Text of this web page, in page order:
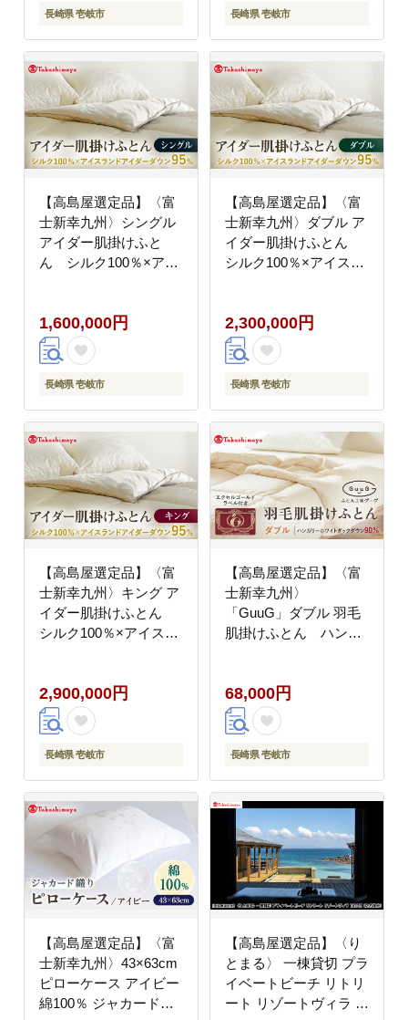
長崎県 壱岐市 長崎県 壱岐市
【高島屋選定品】〈富
士新幸九州〉シングル
アイダー肌掛けふと
ん シルク100％×アイ
ダウンケット 布団 クー
ル寝具 オールシーズン
対応 羽毛布団 肌掛け布
団 国産 日本製
1500000円 150万円
1,600,000円
長崎県 壱岐市
【高島屋選定品】〈富
士新幸九州〉ダブル ア
イダー肌掛けふとん
シルク100％×アイスラ
ウンケット 布団 クール
寝具 オールシーズン対
応 羽毛布団 肌掛け布団
国産 日本製 [JFJ061]
200万円
2,300,000円
長崎県 壱岐市
【高島屋選定品】〈富
士新幸九州〉キング ア
イダー肌掛けふとん
シルク100％×アイスラ
ウンケット 布団 クール
寝具 オールシーズン対
応 羽毛布団 肌掛け布団
国産 日本製 [JFJ063]
300万円
2,900,000円
長崎県 壱岐市
【高島屋選定品】〈富
士新幸九州〉
「GuuG」ダブル 羽毛
肌掛けふとん ハンガ
具 ダウンケット 布団
クール寝具 オールシー
ズン対応 羽毛布団 肌掛
け布団 国産 日本製
円
68,000円
長崎県 壱岐市
【高島屋選定品】〈富
士新幸九州〉43×63cm
ピローケース アイビー
綿100％ ジャカード
【高島屋選定品】〈り
とまる〉 一棟貸切 プラ
イベートビーチ リトリ
ート リゾートヴィラ 1